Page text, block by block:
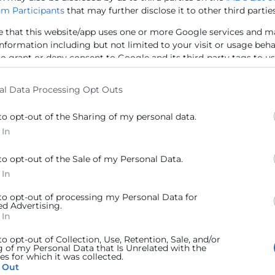
Participants that may further disclose it to other third
that this website/app uses one or more Google services and
including but not limited to your visit or usage
grant or deny consent to Google and its third-party tags to
specified purposes in below Google consent section.
Data Processing Opt Outs
opt-out of the Sharing of my personal data.
opt-out of the Sale of my Personal Data.
opt-out of processing my Personal Data for
Advertising.
opt-out of Collection, Use, Retention, Sale, and/or
of my Personal Data that Is Unrelated with the
for which it was collected.
beneficios para no
identificando la cifra
ypermite afrontar la
flow operativo) en tu
seguras y eficaces.
reducir riesgos
y Contabilidad
dificultades
financieras.
Más allá de la
no basta con
práctico del
point en
Preguntas y